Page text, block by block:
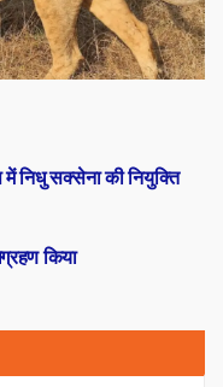
किया
निधु सक्सेना की नियुक्ति